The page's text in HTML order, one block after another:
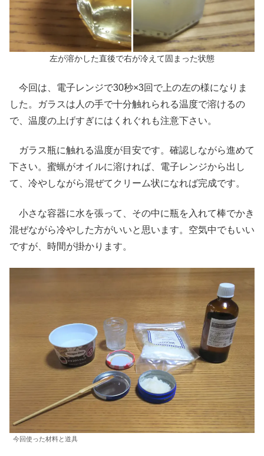
左が溶かした直後で右が冷えて固まった状態
今回は、電子レンジで30秒×3回で上の左の様になりま
した。ガラスは人の手で十分触れられる温度で溶けるの
で、温度の上げすぎにはくれぐれも注意下さい。
ガラス瓶に触れる温度が目安です。確認しながら進めて
下さい。蜜蝋がオイルに溶ければ、電子レンジから出し
て、冷やしながら混ぜてクリーム状になれば完成です。
小さな容器に水を張って、その中に瓶を入れて棒でかき
混ぜながら冷やした方がいいと思います。空気中でもいい
ですが、時間が掛かります。
今回使った材料と道具